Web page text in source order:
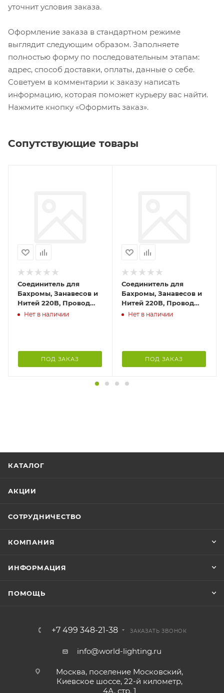
уточнит условия заказа.
Оформление заказа в стандартном режиме
выглядит следующим образом. Заполняете
полностью форму по последовательным этапам:
адрес, способ доставки, оплаты, данные о себе.
Советуем в комментарии к заказу написать
информацию, которая поможет курьеру вас найти.
Нажмите кнопку «Оформить заказ».
Сопутствующие товары
Соединитель для
Бахромы, Занавесов и
Нитей 220В, Провод
Белый Каучук, IP65
Нет в наличии
ПОД ЗАКАЗ
Соединитель для
Бахромы, Занавесов и
Нитей 220В, Провод
Черный Каучук, IP65
Нет в наличии
ПОД ЗАКАЗ
КАТАЛОГ
АКЦИИ
СОТРУДНИЧЕСТВО
КОМПАНИЯ
ИНФОРМАЦИЯ
ПОМОЩЬ
+7 499 348-21-38 ЗАКАЗАТЬ ЗВОНОК
info@world-lighting.ru
Москва, поселение Московский,
Киевское шоссе, 22-й километр,
4А, стр. 1